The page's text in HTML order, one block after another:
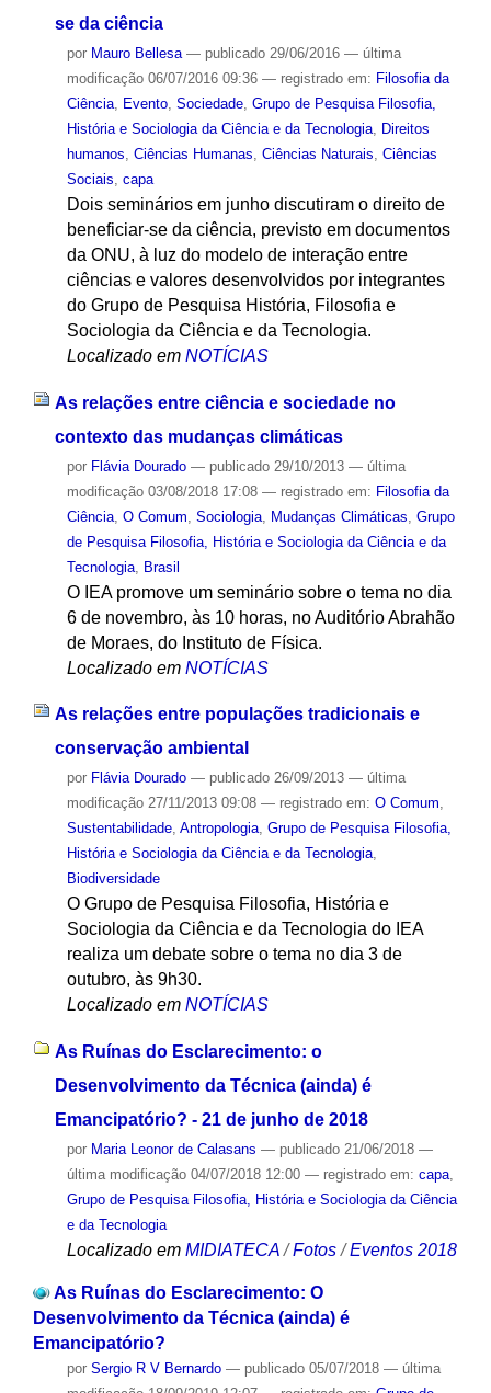
se da ciência
por Mauro Bellesa — publicado29/06/2016 — última
modificação06/07/2016 09:36 — registrado em: Filosofia da
Ciência, Evento, Sociedade, Grupo de Pesquisa Filosofia,
História e Sociologia da Ciência e da Tecnologia,
Direitos
humanos Ciências Humanas Ciências Naturais Ciências
Sociais capa
Dois seminários em junho discutiram o direito de
beneficiar-se da ciência, previsto em documentos
da ONU, à luz do modelo de interação entre
ciências e valores desenvolvidos por integrantes
do Grupo de Pesquisa História, Filosofia e
Sociologia da Ciência e da Tecnologia.
Localizado em NOTÍCIAS
As relações entre ciência e sociedade no
contexto das mudanças climáticas
por Flávia Dourado — publicado29/10/2013 — última
modificação03/08/2018 17:08 — registrado em: Filosofia da
Ciência, O Comum Sociologia, Mudanças Climáticas Grupo
de Pesquisa Filosofia, História e Sociologia da Ciência e da
Tecnologia, Brasil
O IEA promove um seminário sobre o tema no dia
6 de novembro, às 10 horas, no Auditório Abrahão
de Moraes, do Instituto de Física.
Localizado em NOTÍCIAS
As relações entre populações tradicionais e
conservação ambiental
por Flávia Dourado — publicado26/09/2013 — última
modificação27/11/2013 09:08 — registrado em: O Comum,
Sustentabilidade, Antropologia, Grupo de Pesquisa Filosofia,
História e Sociologia da Ciência e da Tecnologia,
Biodiversidade
O Grupo de Pesquisa Filosofia, História e
Sociologia da Ciência e da Tecnologia do IEA
realiza um debate sobre o tema no dia 3 de
outubro, às 9h30.
Localizado em NOTÍCIAS
As Ruínas do Esclarecimento: o
Desenvolvimento da Técnica (ainda) é
Emancipatório? - 21 de junho de 2018
por Maria Leonor de Calasans — publicado21/06/2018 —
última modificação04/07/2018 12:00 — registrado em: capa,
Grupo de Pesquisa Filosofia, História e Sociologia da Ciência
e da Tecnologia
Localizado em MIDIATECA /Fotos /Eventos 2018
As Ruínas do Esclarecimento: O
Desenvolvimento da Técnica (ainda) é
Emancipatório?
por Sergio R V Bernardo — publicado05/07/2018 — última